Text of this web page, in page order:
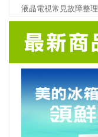
液晶電視常見故障整理